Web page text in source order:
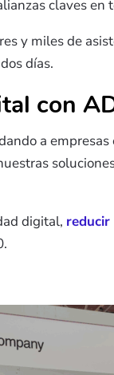
claves en
y miles de
días.
con
a
digital,